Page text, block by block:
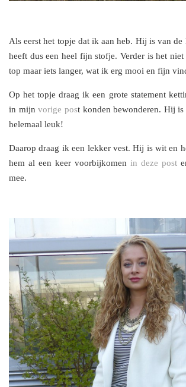
Als eerst het topje dat ik aan heb. Hij is van
heeft dus een heel fijn stofje. Verder is het
top maar iets langer, wat ik erg mooi en fijn
Op het topje draag ik een grote statement
in mijnvorige post konden bewonderen. Hij
helemaal leuk!
Daarop draag ik een lekker vest. Hij is wit en
hem al een keer voorbijkomen in deze post
mee.